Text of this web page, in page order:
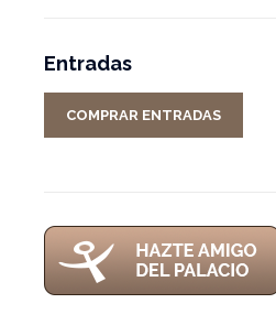
Entradas
COMPRAR ENTRADAS